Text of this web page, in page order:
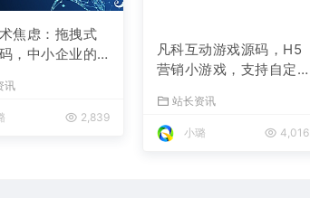
焦虑：拖拽式
，中小企业的
讯
2,839
凡科互动游戏源码，H5
营销小游戏，支持自定
站长资讯
小璐 4,016